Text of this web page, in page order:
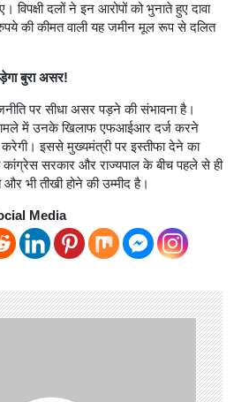
विपक्षी दलों ने इन आरोपों को भुनाते हुए दावा
की कीमत वाली यह जमीन मूल रूप से दलित
बुरा असर!
पर सीधा असर पड़ने की संभावना है।
में उनके खिलाफ एफआईआर दर्ज करने
करेगी। इससे मुख्यमंत्री पर इस्तीफा देने का
सरकार और राज्यपाल के बीच पहले से ही
और भी तीखी होने की उम्मीद है।
Media